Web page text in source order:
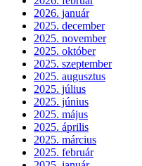
2026. január
2025. december
2025. november
2025. október
2025. szeptember
2025. augusztus
2025. július
2025. június
2025. május
2025. április
2025. március
2025. február